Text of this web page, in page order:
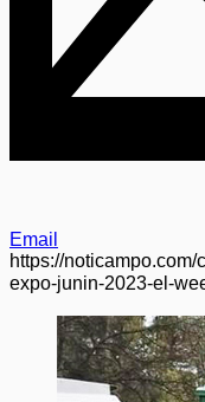
Email
https://
expo-junin-2023-el-